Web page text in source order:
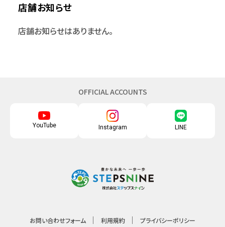
店舗お知らせ
店舗お知らせはありません。
OFFICIAL ACCOUNTS
YouTube Instagram LINE
お問い合わせフォーム 利用規約 プライバシーポリシー